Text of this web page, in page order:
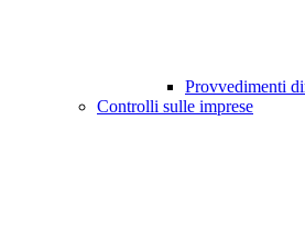
Provvedimenti
Controlli sulle imprese